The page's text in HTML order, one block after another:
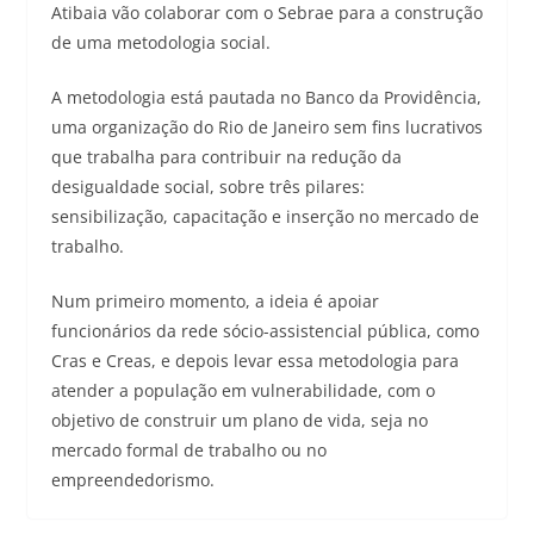
Atibaia vão colaborar com o Sebrae para a construção
de uma metodologia social.
A metodologia está pautada no Banco da Providência,
uma organização do Rio de Janeiro sem fins lucrativos
que trabalha para contribuir na redução da
desigualdade social, sobre três pilares:
sensibilização, capacitação e inserção no mercado de
trabalho.
Num primeiro momento, a ideia é apoiar
funcionários da rede sócio-assistencial pública, como
Cras e Creas, e depois levar essa metodologia para
atender a população em vulnerabilidade, com o
objetivo de construir um plano de vida, seja no
mercado formal de trabalho ou no
empreendedorismo.